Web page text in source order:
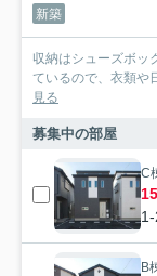
新築
収納はシューズボッ
ているので、衣類や
見る
募集中の部屋
C
B